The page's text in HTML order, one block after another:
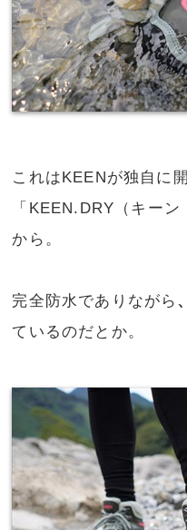
これはKEENが独自に
「KEEN.DRY（キー
から。
完全防水でありながら
ているのだとか。